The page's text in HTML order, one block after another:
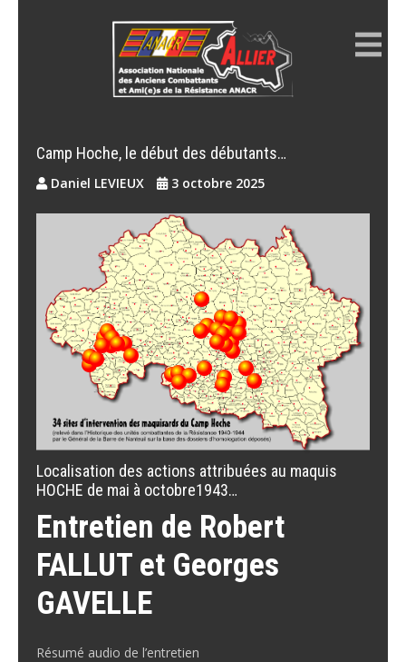
Camp Hoche, le début des débutants…
Daniel LEVIEUX 3 octobre 2025
Localisation des actions attribuées au maquis
HOCHE de mai à octobre1943…
Entretien de Robert
FALLUT et Georges
GAVELLE
Résumé audio de l’entretien